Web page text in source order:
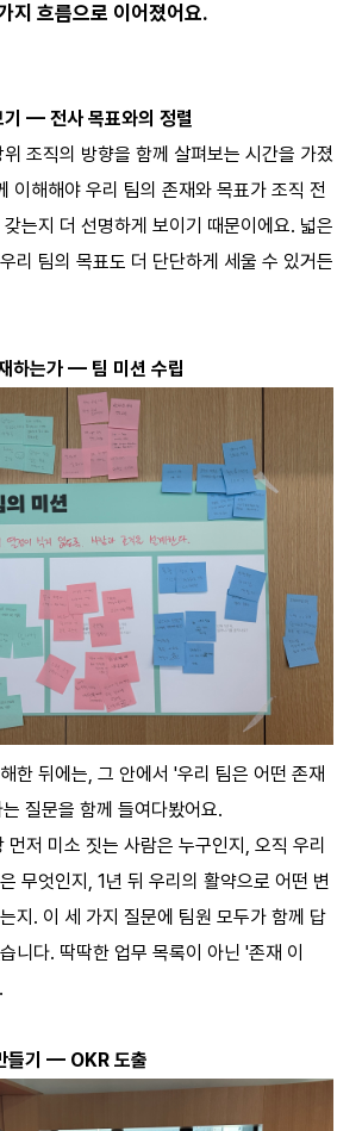
지 흐름으로 이어졌어요.
기 — 전사 목표와의 정렬
조직의 방향을 함께 살펴보는 시간을 가졌
이해해야 우리 팀의 존재와 목표가 조직 전
는지 더 선명하게 보이기 때문이에요. 넓은
리 팀의 목표도 더 단단하게 세울 수 있거든
하는가 — 팀 미션 수립
한 뒤에는, 그 안에서 '우리 팀은 어떤 존재
질문을 함께 들여다봤어요.
먼저 미소 짓는 사람은 누구인지, 오직 우리
무엇인지, 1년 뒤 우리의 활약으로 어떤 변
지. 이 세 가지 질문에 팀원 모두가 함께 답
니다. 딱딱한 업무 목록이 아닌 '존재 이
들기 — OKR 도출